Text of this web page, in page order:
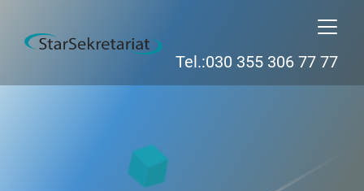
Tel.:030 355 306 77 77